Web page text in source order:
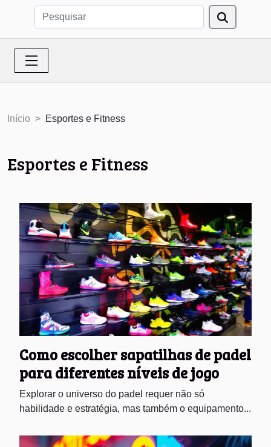
Início Esportes e Fitness
Esportes e Fitness
Como escolher sapatilhas de padel
para diferentes níveis de jogo
Explorar o universo do padel requer não só
habilidade e estratégia, mas também o equipamento...